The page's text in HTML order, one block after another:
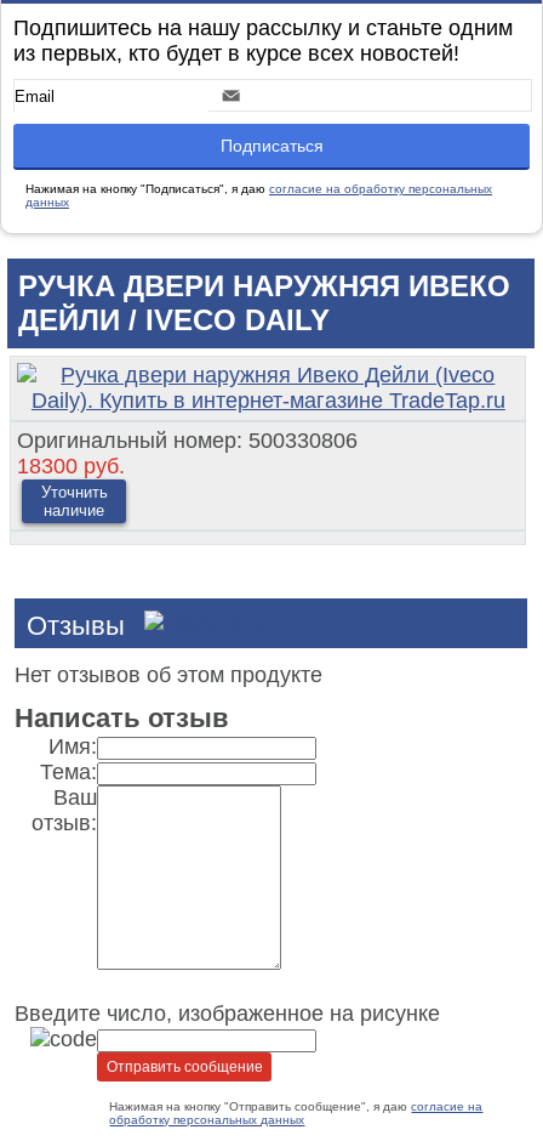
Подпишитесь на нашу рассылку и станьте одним
из первых, кто будет в курсе всех новостей!
Нажимая на кнопку "Подписаться", я даю согласие на обработку персональных
данных
РУЧКА ДВЕРИ НАРУЖНЯЯ ИВЕКО
ДЕЙЛИ / IVECO DAILY
Оригинальный номер: 500330806
18300 руб.
Уточнить
наличие
Отзывы
Нет отзывов об этом продукте
Написать отзыв
Имя:
Тема:
Ваш
отзыв:
Введите число, изображенное на рисунке
Нажимая на кнопку "Отправить сообщение", я даюсогласие на
обработку персональных данных